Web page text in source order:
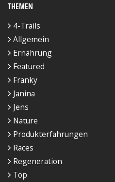
THEMEN
4-Trails
Allgemein
Ernährung
Featured
Franky
Janina
Jens
Nature
Produkterfahrungen
Races
Regeneration
Top